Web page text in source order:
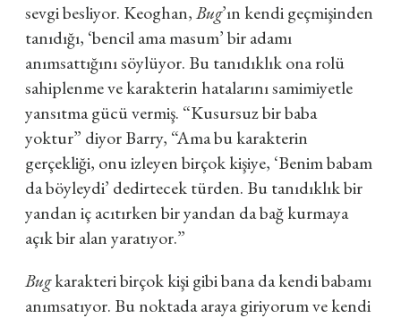
sevgi besliyor. Keoghan,Bug’ın kendi geçmişinden
tanıdığı, ‘bencil ama masum’ bir adamı
anımsattığını söylüyor. Bu tanıdıklık ona rolü
sahiplenme ve karakterin hatalarını samimiyetle
yansıtma gücü vermiş. “Kusursuz bir baba
yoktur” diyor Barry, “Ama bu karakterin
gerçekliği, onu izleyen birçok kişiye, ‘Benim babam
da böyleydi’ dedirtecek türden. Bu tanıdıklık bir
yandan iç acıtırken bir yandan da bağ kurmaya
açık bir alan yaratıyor.”
Bugkarakteri birçok kişi gibi bana da kendi babamı
anımsatıyor. Bu noktada araya giriyorum ve kendi